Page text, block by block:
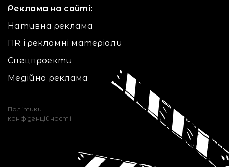
Реклама на сайті:
Нативна реклама
ПR і рекламні матеріали
Спецпроекти
Медійна реклама
Політики
конфіденційності